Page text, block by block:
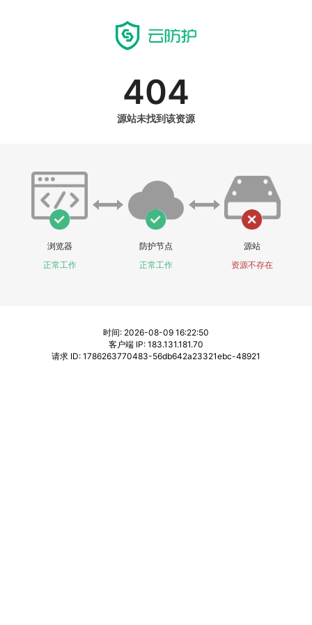
404
源站未找到该资源
浏览器
正常工作
防护节点
正常工作
源站
资源不存在
时间: 2026-08-09 16:22:50
客户端 IP: 183.131.181.70
请求 ID: 1786263770483-56db642a23321ebc-48921